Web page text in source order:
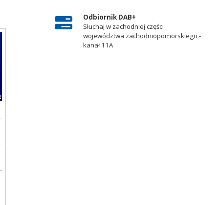
Odbiornik DAB+
Słuchaj w zachodniej części
województwa zachodniopomorskiego -
kanał 11A